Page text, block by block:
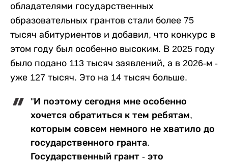
обладателями государственных
образовательных грантов стали более 75
тысяч абитуриентов и добавил, что конкурс в
этом году был особенно высоким. В 2025 году
было подано 113 тысяч заявлений, а в 2026-м -
уже 127 тысяч. Это на 14 тысяч больше.
"И поэтому сегодня мне особенно
хочется обратиться к тем ребятам,
которым совсем немного не хватило до
государственного гранта.
Государственный грант - это